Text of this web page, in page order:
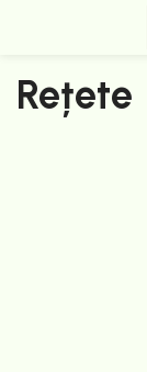
Rețete